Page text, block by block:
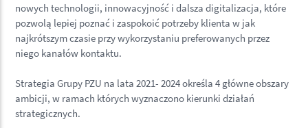
nowych technologii, innowacyjność i dalsza digitalizacja, które
pozwolą lepiej poznać i zaspokoić potrzeby klienta w jak
najkrótszym czasie przy wykorzystaniu preferowanych przez
niego kanałów kontaktu.
Strategia Grupy PZU na lata 2021- 2024 określa 4 główne obszary
ambicji, w ramach których wyznaczono kierunki działań
strategicznych.